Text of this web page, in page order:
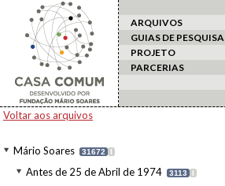
ARQUIVOS
GUIAS DE PESQUISA
PROJETO
PARCERIAS
Voltar aos arquivos
Mário Soares 31672 I
Antes de 25 de Abril de 1974 3113 I